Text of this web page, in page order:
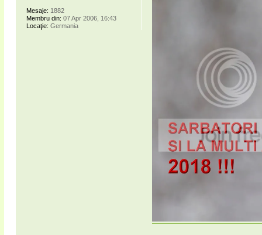
Mesaje: 1882
Membru din: 07 Apr 2006, 16:43
Locaţie: Germania